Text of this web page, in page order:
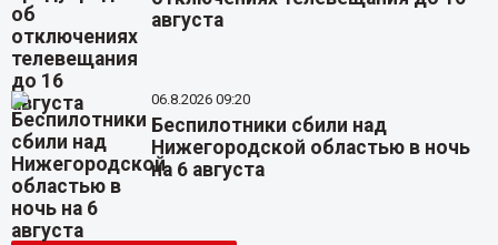
августа
06.8.2026 09:20
Беспилотники сбили над
Нижегородской областью в ночь
на 6 августа